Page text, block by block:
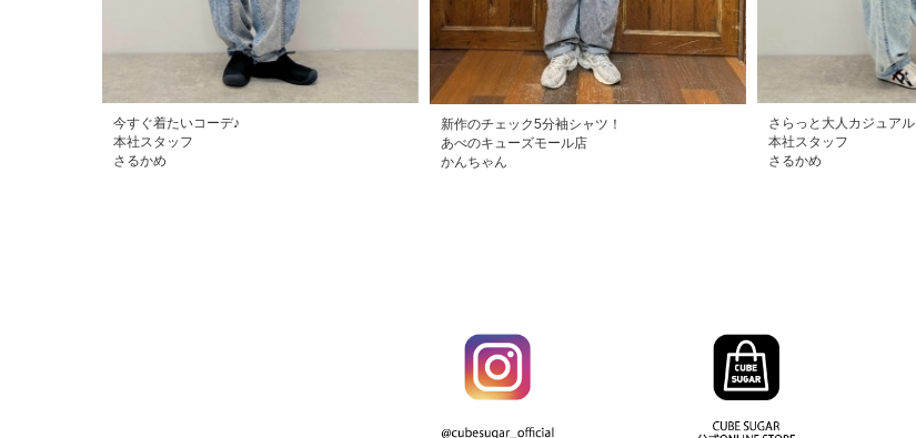
今すぐ着たいコーデ♪
本社スタッフ
さるかめ
新作のチェック5分袖シャツ！
あべのキューズモール店
かんちゃん
さらっと大人カジュアル
本社スタッフ
さるかめ